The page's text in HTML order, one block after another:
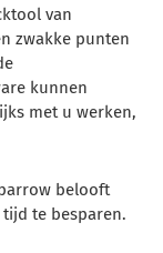
van
zwakke punten
kunnen
met u werken,
belooft
te besparen.